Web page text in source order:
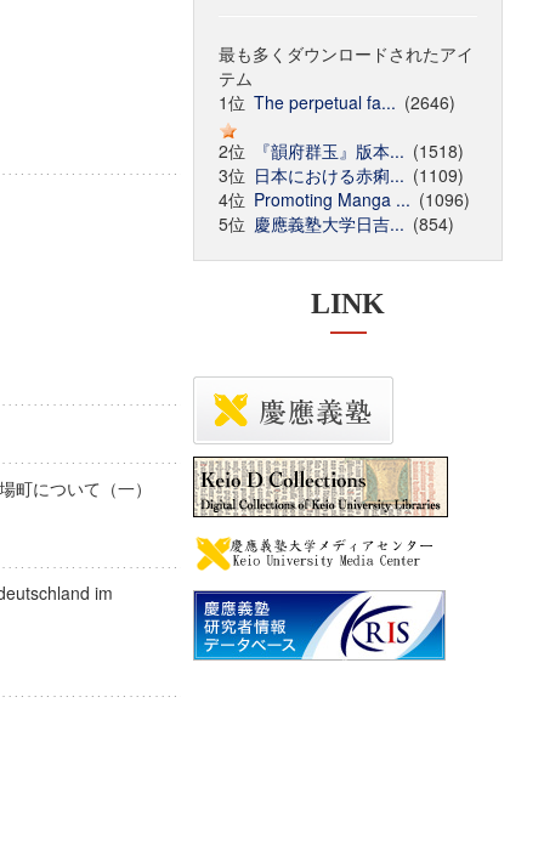
町について（一）
im
最も多くダウンロードされたアイ
テム
1位 The perpetual fa... (2646)
2位
『韻府群玉』版本... (1518)
3位 日本における赤痢... (1109)
4位 Promoting Manga ... (1096)
5位 慶應義塾大学日吉... (854)
LINK